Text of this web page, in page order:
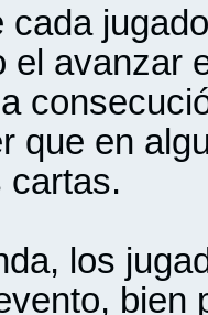
cada
el avanzar
que en
cartas.
los
bien